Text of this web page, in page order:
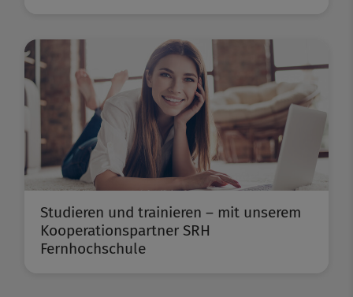
Studieren und trainieren – mit unserem
Kooperationspartner SRH
Fernhochschule